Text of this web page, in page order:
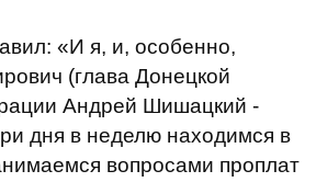
«И я, и, особенно,
(глава Донецкой
Андрей Шишацкий -
дня в неделю находимся в
вопросами проплат